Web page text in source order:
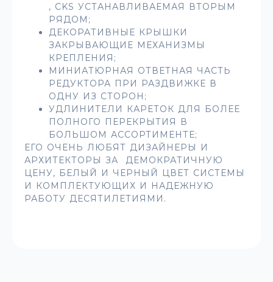
, CKS УСТАНАВЛИВАЕМАЯ ВТОРЫМ
РЯДОМ;
ДЕКОРАТИВНЫЕ КРЫШКИ
ЗАКРЫВАЮЩИЕ МЕХАНИЗМЫ
КРЕПЛЕНИЯ;
МИНИАТЮРНАЯ ОТВЕТНАЯ ЧАСТЬ
РЕДУКТОРА ПРИ РАЗДВИЖКЕ В
ОДНУ ИЗ СТОРОН;
УДЛИНИТЕЛИ КАРЕТОК ДЛЯ БОЛЕЕ
ПОЛНОГО ПЕРЕКРЫТИЯ В
БОЛЬШОМ АССОРТИМЕНТЕ;
ЕГО ОЧЕНЬ ЛЮБЯТ ДИЗАЙНЕРЫ И
АРХИТЕКТОРЫ ЗА ДЕМОКРАТИЧНУЮ
ЦЕНУ, БЕЛЫЙ И ЧЕРНЫЙ ЦВЕТ СИСТЕМЫ
И КОМПЛЕКТУЮЩИХ И НАДЕЖНУЮ
РАБОТУ ДЕСЯТИЛЕТИЯМИ.